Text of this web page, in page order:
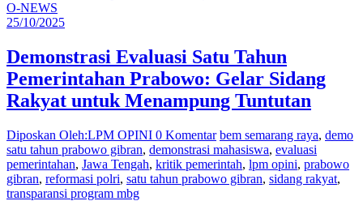
O-NEWS
25/10/2025
Demonstrasi Evaluasi Satu Tahun
Pemerintahan Prabowo: Gelar Sidang
Rakyat untuk Menampung Tuntutan
Diposkan Oleh:LPM OPINI 0 Komentar bem semarang raya, demo
satu tahun prabowo gibran, demonstrasi mahasiswa, evaluasi
pemerintahan, Jawa Tengah, kritik pemerintah, lpm opini, prabowo
gibran, reformasi polri, satu tahun prabowo gibran, sidang rakyat,
transparansi program mbg